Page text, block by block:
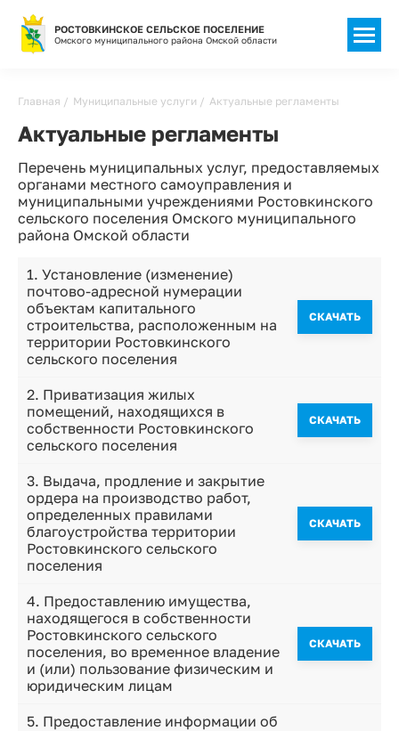
РОСТОВКИНСКОЕ СЕЛЬСКОЕ ПОСЕЛЕНИЕ
Омского муниципального района Омской области
Строка
навигации
Главная Муниципальные услуги Актуальные регламенты
Актуальные регламенты
Перечень муниципальных услуг, предоставляемых
органами местного самоуправления и
муниципальными учреждениями Ростовкинского
сельского поселения Омского муниципального
района Омской области
1. Установление (изменение)
почтово-адресной нумерации
объектам капитального
строительства, расположенным на
территории Ростовкинского
сельского поселения
CКАЧАТЬ
2. Приватизация жилых
помещений, находящихся в
собственности Ростовкинского
сельского поселения
CКАЧАТЬ
3. Выдача, продление и закрытие
ордера на производство работ,
определенных правилами
благоустройства территории
Ростовкинского сельского
поселения
CКАЧАТЬ
4. Предоставлению имущества,
находящегося в собственности
Ростовкинского сельского
поселения, во временное владение
и (или) пользование физическим и
юридическим лицам
CКАЧАТЬ
5. Предоставление информации об